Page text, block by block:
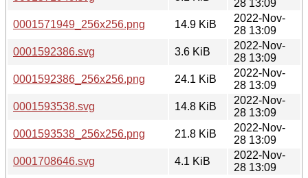
28 13:09
0001571949_256x256.png
14.9 KiB
2022-Nov-
28 13:09
0001592386.svg
3.6 KiB
2022-Nov-
28 13:09
0001592386_256x256.png
24.1 KiB
2022-Nov-
28 13:09
0001593538.svg
14.8 KiB
2022-Nov-
28 13:09
0001593538_256x256.png
21.8 KiB
2022-Nov-
28 13:09
0001708646.svg
4.1 KiB
2022-Nov-
28 13:09